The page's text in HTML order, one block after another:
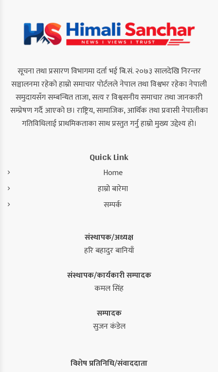
सूचना तथा प्रसारण विभागमा दर्ता भई बि.सं. २०७३ सालदेखि निरन्तर
सञ्चालनमा रहेको हाम्रो समाचार पोर्टलले नेपाल तथा विश्वभर रहेका नेपाली
समुदायसँग सम्बन्धित ताजा, सत्य र विश्वसनीय समाचार तथा जानकारी
सम्प्रेषण गर्दै आएको छ। राष्ट्रिय, सामाजिक, आर्थिक तथा प्रवासी नेपालीका
गतिविधिलाई प्राथमिकताका साथ प्रस्तुत गर्नु हाम्रो मुख्य उद्देश्य हो।
Quick Link
Home
हाम्रो बारेमा
सम्पर्क
संस्थापक/अध्यक्ष
हरि बहादुर बानियाँ
संस्थापक/कार्यकारी सम्पादक
कमल सिंह
सम्पादक
सुजन कंडेल
विशेष प्रतिनिधि/संवाददाता